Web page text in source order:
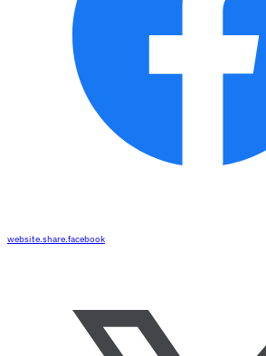
website.share.facebook